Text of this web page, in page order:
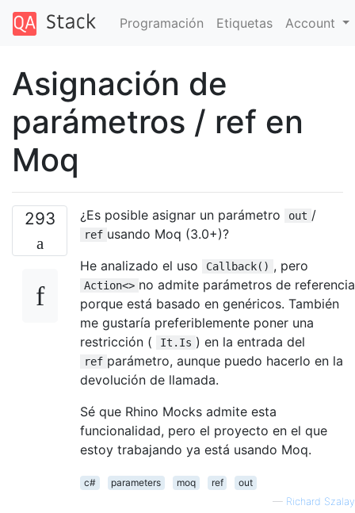
Programación Etiquetas Account
Asignación de
parámetros / ref en
Moq
293 ¿Es posible asignar un parámetro out /
ref usando Moq (3.0+)?
He analizado el uso
Callback() , pero
Action<> no admite parámetros de referencia
porque está basado en genéricos. También
me gustaría preferiblemente poner una
restricción (
It.Is ) en la entrada del
ref parámetro, aunque puedo hacerlo en la
devolución de llamada.
Sé que Rhino Mocks admite esta
funcionalidad, pero el proyecto en el que
estoy trabajando ya está usando Moq.
c# parameters moq ref
out
— Richard Szalay